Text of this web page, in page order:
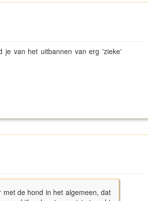
je van het uitbannen van erg 'zieke'
de hond in het algemeen, dat